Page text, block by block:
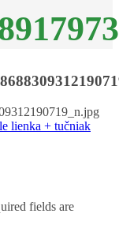
lienka + tučniak
fields are